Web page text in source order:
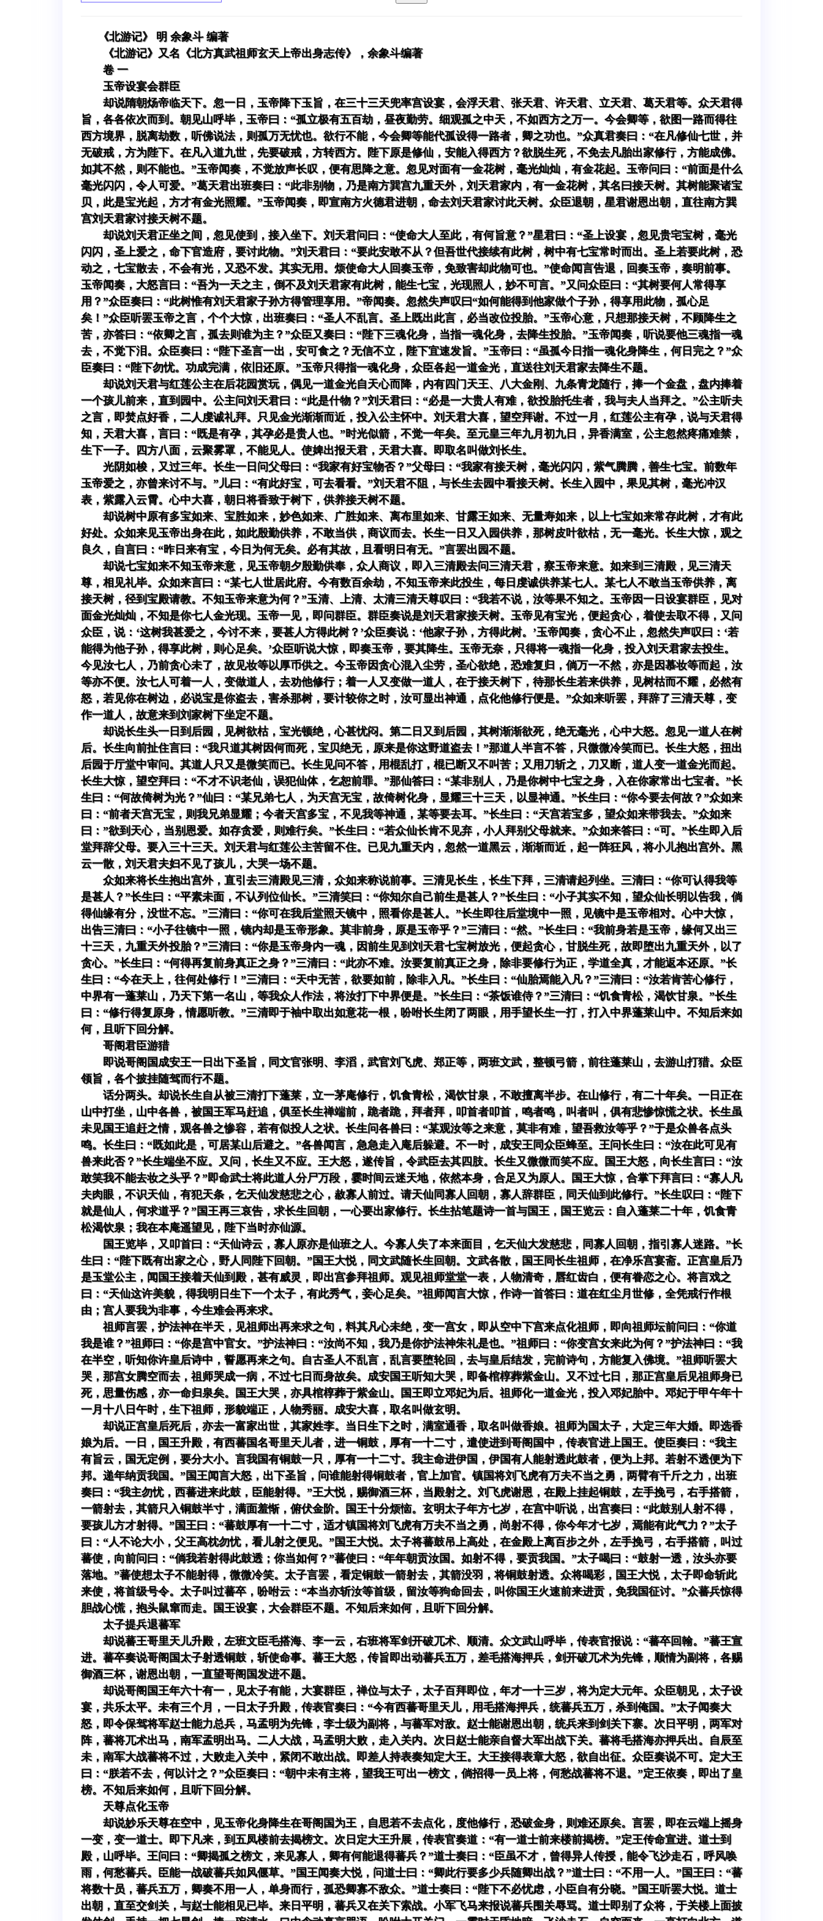
《北游记》 明 余象斗 编著
《北游记》又名《北方真武祖师玄天上帝出身志传》，余象斗编著
卷 一
玉帝设宴会群臣
却说隋朝炀帝临天下。忽一日，玉帝降下玉旨，在三十三天兜率宫设宴，会浮天君、张天君、许天君、立天君、葛天君等。众天君得
旨，各各依次而到。朝见山呼毕，玉帝曰：“孤立极有五百劫，昼夜勤劳。细观孤之中天，不如西方之万一。今会卿等，欲图一路而得往
西方境界，脱离劫数，听佛说法，则孤万无忧也。欲行不能，今会卿等能代孤设得一路者，卿之功也。”众真君奏曰：“在凡修仙七世，并
无破戒，方为陛下。在凡入道九世，先要破戒，方转西方。陛下原是修仙，安能入得西方？欲脱生死，不免去凡胎出家修行，方能成佛。
如其不然，则不能也。”玉帝闻奏，不觉放声长叹，便有思降之意。忽见对面有一金花树，毫光灿灿，有金花起。玉帝问曰：“前面是什么
毫光闪闪，令人可爱。”葛天君出班奏曰：“此非别物，乃是南方巽宫九重天外，刘天君家内，有一金花树，其名曰接天树。其树能聚诸宝
贝，此是宝光起，方才有金光照耀。”玉帝闻奏，即宣南方火德君进朝，命去刘天君家讨此天树。众臣退朝，星君谢恩出朝，直往南方巽
宫刘天君家讨接天树不题。
却说刘天君正坐之间，忽见使到，接入坐下。刘天君问曰：“使命大人至此，有何旨意？”星君曰：“圣上设宴，忽见贵宅宝树，毫光
闪闪，圣上爱之，命下官造府，要讨此物。”刘天君曰：“要此安敢不从？但吾世代接续有此树，树中有七宝常时而出。圣上若要此树，恐
动之，七宝散去，不会有光，又恐不发。其实无用。烦使命大人回奏玉帝，免致害却此物可也。”使命闻言告退，回奏玉帝，奏明前事。
玉帝闻奏，大怒言曰：“吾为一天之主，倒不及刘天君家有此树，能生七宝，光现照人，妙不可言。”又问众臣曰：“其树要何人常得享
用？”众臣奏曰：“此树惟有刘天君家子孙方得管理享用。”帝闻奏。忽然失声叹曰“如何能得到他家做个子孙，得享用此物，孤心足
矣！”众臣听罢玉帝之言，个个大惊，出班奏曰：“圣人不乱言。圣上既出此言，必当改位投胎。”玉帝心意，只想那接天树，不顾降生之
苦，亦答曰：“依卿之言，孤去则谁为主？”众臣又奏曰：“陛下三魂化身，当指一魂化身，去降生投胎。”玉帝闻奏，听说要他三魂指一魂
去，不觉下泪。众臣奏曰：“陛下圣言一出，安可食之？无信不立，陛下宜速发旨。”玉帝曰：“虽孤今日指一魂化身降生，何日完之？”众
臣奏曰：“陛下勿忧。功成完满，依旧还原。”玉帝只得指一魂化身，众臣各起一道金光，直送往刘天君家去降生不题。
却说刘天君与红莲公主在后花园赏玩，偶见一道金光自天心而降，内有四门天王、八大金刚、九条青龙随行，捧一个金盘，盘内捧着
一个孩儿前来，直到园中。公主问刘天君曰：“此是什物？”刘天君曰：“必是一大贵人有难，欲投胎托生者，我与夫人当拜之。”公主听夫
之言，即焚点好香，二人虔诚礼拜。只见金光渐渐而近，投入公主怀中。刘天君大喜，望空拜谢。不过一月，红莲公主有孕，说与天君得
知，天君大喜，言曰：“既是有孕，其孕必是贵人也。”时光似箭，不觉一年矣。至元皇三年九月初九日，异香满室，公主忽然疼痛难禁，
生下一子。四方八面，云聚雾罩，不能见人。使婢出报天君，天君大喜。即取名叫做刘长生。
光阴如梭，又过三年。长生一日问父母曰：“我家有好宝物否？”父母曰：“我家有接天树，毫光闪闪，紫气腾腾，善生七宝。前数年
玉帝爱之，亦曾来讨不与。”儿曰：“有此好宝，可去看看。”刘天君不阻，与长生去园中看接天树。长生入园中，果见其树，毫光冲汉
表，紫露入云霄。心中大喜，朝日将香致于树下，供养接天树不题。
却说树中原有多宝如来、宝胜如来，妙色如来、广胜如来、离布里如来、甘露王如来、无量寿如来，以上七宝如来常存此树，才有此
好处。众如来见玉帝出身在此，如此殷勤供养，不敢当供，商议而去。长生一日又入园供养，那树皮叶欲枯，无一毫光。长生大惊，观之
良久，自言曰：“昨日来有宝，今日为何无矣。必有其故，且看明日有无。”言罢出园不题。
却说七宝如来不知玉帝来意，见玉帝朝夕殷勤供奉，众人商议，即入三清殿去问三清天君，察玉帝来意。如来到三清殿，见三清天
尊，相见礼毕。众如来言曰：“某七人世居此府。今有数百余劫，不知玉帝来此投生，每日虔诚供养某七人。某七人不敢当玉帝供养，离
接天树，径到宝殿请教。不知玉帝来意为何？”玉清、上清、太清三清天尊叹曰：“我若不说，汝等果不知之。玉帝因一日设宴群臣，见对
面金光灿灿，不知是你七人金光现。玉帝一见，即问群臣。群臣奏说是刘天君家接天树。玉帝见有宝光，便起贪心，着使去取不得，又问
众臣，说：‘这树我甚爱之，今讨不来，要甚人方得此树？’众臣奏说：‘他家子孙，方得此树。’玉帝闻奏，贪心不止，忽然失声叹曰：‘若
能得为他子孙，得享此树，则心足矣。’众臣听说大惊，即奏玉帝，要其降生。玉帝无奈，只得将一魂指一化身，投入刘天君家去投生。
今见汝七人，乃前贪心未了，故见妆等以厚币供之。今玉帝因贪心混入尘劳，圣心欲绝，恐难复归，倘万一不然，亦是因慕妆等而起，汝
等亦不便。汝七人可着一人，变做道人，去劝他修行；着一人又变做一道人，在于接天树下，待那长生若来供养，见树枯而不耀，必然有
怒，若见你在树边，必说宝是你盗去，害杀那树，要计较你之时，汝可显出神通，点化他修行便是。”众如来听罢，拜辞了三清天尊，变
作一道人，故意来到刘家树下坐定不题。
却说长生头一日到后园，见树欲枯，宝光顿绝，心甚忧闷。第二日又到后园，其树渐渐欲死，绝无毫光，心中大怒。忽见一道人在树
后。长生向前扯住言曰：“我只道其树因何而死，宝贝绝无，原来是你这野道盗去！”那道人半言不答，只微微冷笑而已。长生大怒，扭出
后园于厅堂中审问。其道人只又是微笑而已。长生见问不答，用棍乱打，棍已断又不叫苦；又用刀斩之，刀又断，道人变一道金光而起。
长生大惊，望空拜曰：“不才不识老仙，误犯仙体，乞恕前罪。”那仙答曰：“某非别人，乃是你树中七宝之身，入在你家常出七宝者。”长
生曰：“何故倚树为光？”仙曰：“某兄弟七人，为天宫无宝，故倚树化身，显耀三十三天，以显神通。”长生曰：“你今要去何故？”众如来
曰：“前者天宫无宝，则我兄弟显耀；今者天宫多宝，不见我等神通，某等要去耳。”长生曰：“天宫若宝多，望众如来带我去。”众如来
曰：”欲到天心，当别恩爱。如存贪爱，则难行矣。”长生曰：“若众仙长肯不见弃，小人拜别父母就来。”众如来答曰：“可。”长生即入后
堂拜辞父母。要入三十三天。刘天君与红莲公主苦留不住。已见九重天内，忽然一道黑云，渐渐而近，起一阵狂风，将小儿抱出宫外。黑
云一散，刘天君夫妇不见了孩儿，大哭一场不题。
众如来将长生抱出宫外，直引去三清殿见三清，众如来称说前事。三清见长生，长生下拜，三清请起列坐。三清曰：“你可认得我等
是甚人？”长生曰：“平素未面，不认列位仙长。”三清笑曰：“你知尔自己前生是甚人？”长生曰：“小子其实不知，望众仙长明以告我，倘
得仙缘有分，没世不忘。”三清曰：“你可在我后堂照天镜中，照看你是甚人。”长生即往后堂境中一照，见镜中是玉帝相对。心中大惊，
出告三清曰：“小子往镜中一照，镜内却是玉帝形象。莫非前身，原是玉帝乎？”三清曰：“然。”长生曰：“我前身若是玉帝，缘何又出三
十三天，九重天外投胎？”三清曰：“你是玉帝身内一魂，因前生见到刘天君七宝树放光，便起贪心，甘脱生死，故即堕出九重天外，以了
贪心。”长生曰：“何得再复前身真正之身？”三清曰：“此亦不难。汝要复前真正之身，除非要修行为正，学道全真，才能返本还原。”长
生曰：“今在天上，往何处修行！”三清曰：“天中无苦，欲要如前，除非入凡。”长生曰：“仙胎焉能入凡？”三清曰：“汝若肯苦心修行，
中界有一蓬莱山，乃天下第一名山，等我众人作法，将汝打下中界便是。”长生曰：“茶饭谁侍？”三清曰：“饥食青松，渴饮甘泉。”长生
曰：“修行得复原身，情愿听教。”三清即于袖中取出如意花一根，吩咐长生闭了两眼，用手望长生一打，打入中界蓬莱山中。不知后来如
何，且听下回分解。
哥阁君臣游猎
即说哥阁国成安王一日出下圣旨，同文官张明、李滔，武官刘飞虎、郑正等，两班文武，整顿弓箭，前往蓬莱山，去游山打猎。众臣
领旨，各个披挂随驾而行不题。
话分两头。却说长生自从被三清打下蓬莱，立一茅庵修行，饥食青松，渴饮甘泉，不敢擅离半步。在山修行，有二十年矣。一日正在
山中打坐，山中各兽，被国王军马赶追，俱至长生禅端前，跪者跪，拜者拜，叩首者叩首，鸣者鸣，叫者叫，俱有悲惨惊慌之状。长生虽
未见国王追赶之情，观各兽之惨容，若有似投人之状。长生问各兽曰：“某观汝等之来意，莫非有难，望吾救汝等乎？”于是众兽各点头
鸣。长生曰：“既如此是，可居某山后避之。”各兽闻言，急急走入庵后躲避。不一时，成安王同众臣蜂至。王问长生曰：“汝在此可见有
兽来此否？”长生端坐不应。又问，长生又不应。王大怒，遂传旨，令武臣去其四肢。长生又微微而笑不应。国王大怒，向长生言曰：“汝
敢笑我不能去妆之头乎？”即命武士将此道人分尸万段，霎时间云迷天地，依然本身，合足又为原人。国王大惊，合掌下拜言曰：“寡人凡
夫肉眼，不识天仙，有犯天条，乞天仙发慈悲之心，赦寡人前过。请天仙同寡人回朝，寡人辞群臣，同天仙到此修行。”长生叹曰：“陛下
就是仙人，何求道乎？”国王再三哀告，求长生回朝，一心要出家修行。长生拈笔题诗一首与国王，国王览云：自入蓬莱二十年，饥食青
松渴饮泉；我在本庵遥望见，陛下当时亦仙源。
国王览毕，又叩首曰：“天仙诗云，寡人原亦是仙班之人。今寡人失了本来面目，乞天仙大发慈悲，同寡人回朝，指引寡人迷路。”长
生曰：“陛下既有出家之心，野人同陛下回朝。”国王大悦，同文武随长生回朝。文武各散，国王同长生祖师，在净乐宫宴斋。正宫皇后乃
是玉堂公主，闻国王接着天仙到殿，甚有威灵，即出宫参拜祖师。观见祖师堂堂一表，人物清奇，唇红齿白，便有眷恋之心。将言戏之
曰：“天仙这许美貌，得我明日生下一个太子，有此秀气，妾心足矣。”祖师闻言大惊，作诗一首答曰：道在红尘月世修，全凭戒行作根
由；宫人要我为非事，今生难会再来求。
祖师言罢，护法神在半天，见祖师出再来求之句，料其凡心未绝，变一宫女，即从空中下宫来点化祖师，即向祖师坛前问曰：“你道
我是谁？”祖师曰：“你是宫中官女。”护法神曰：“汝尚不知，我乃是你护法神朱礼是也。”祖师曰：“你变宫女来此为何？”护法神曰：“我
在半空，听知你许皇后诗中，誓愿再来之句。自古圣人不乱言，乱言要堕轮回，去与皇后结发，完前诗句，方能复入佛境。”祖师听罢大
哭，那宫女腾空而去，祖师哭成一病，不过七日而身故矣。成安国王听知大哭，即备棺椁葬紫金山。又不过七日，那正宫皇后见祖师身已
死，思量伤感，亦一命归泉矣。国王大哭，亦具棺椁葬于紫金山。国王即立邓妃为后。祖师化一道金光，投入邓妃胎中。邓妃于甲午年十
一月十八日午时，生下祖师，形貌端正，人物秀丽。成安大喜，取名叫做玄明。
却说正宫皇后死后，亦去一富家出世，其家姓李。当日生下之时，满室通香，取名叫做香娘。祖师为国太子，大定三年大婚。即选香
娘为后。一日，国王升殿，有西蕃国名哥里天儿者，进一铜鼓，厚有一十二寸，遣使进到哥阁国中，传表官进上国王。使臣奏曰：“我主
有旨云，国无定例，要分大小。言我国有铜鼓一只，厚有一十二寸。我主命进伊国，伊国有人能射透此鼓者，便为上邦。若射不透便为下
邦。递年纳贡我国。”国王闻言大怒，出下圣旨，问谁能射得铜鼓者，官上加官。镇国将刘飞虎有万夫不当之勇，两臂有千斤之力，出班
奏曰：“我主勿忧，西蕃进来此鼓，臣能射得。”王大悦，赐御酒三杯，当殿射之。刘飞虎谢恩，在殿上挂起铜鼓，左手挽弓，右手搭箭，
一箭射去，其箭只入铜鼓半寸，满面羞惭，俯伏金阶。国王十分烦恼。玄明太子年方七岁，在宫中听说，出宫奏曰：“此鼓别人射不得，
要孩儿方才射得。”国王曰：“蕃鼓厚有一十二寸，适才镇国将刘飞虎有万夫不当之勇，尚射不得，你今年才七岁，焉能有此气力？”太子
曰：“人不论大小，父王高枕勿忧，看儿射之便见。”国王大悦。太子将蕃鼓吊上高处，在金殿上离百步之外，左手挽弓，右手搭箭，叫过
蕃使，向前问曰：“倘我若射得此鼓透；你当如何？”蕃使曰：“年年朝贡汝国。如射不得，要贡我国。”太子喝曰：“鼓射一透，汝头亦要
落地。”蕃使想太子不能射得，微微冷笑。太子言罢，看定铜鼓一箭射去，其箭没羽，将铜鼓射透。众将喝彩，国王大悦，太子即命斩此
来使，将首级号令。太子叫过蕃卒，吩咐云：“本当亦斩汝等首级，留汝等狗命回去，叫你国王火速前来进贡，免我国征讨。”众蕃兵惊得
胆战心慌，抱头鼠窜而走。国王设宴，大会群臣不题。不知后来如何，且听下回分解。
太子提兵退蕃军
却说蕃王哥里天儿升殿，左班文臣毛搭海、李一云，右班将军剑开破兀术、顺清。众文武山呼毕，传表官报说：“蕃卒回翰。”蕃王宣
进。蕃卒奏说哥阁国太子射透铜鼓，斩使命事。蕃王大怒，传旨即出动蕃兵五万，差毛搭海押兵，剑开破兀术为先锋，顺情为副将，各赐
御酒三杯，谢恩出朝，一直望哥阁国发进不题。
却说哥阁国王年六十有一，见太子有能，大宴群臣，禅位与太子，太子百拜即位，年才一十三岁，将为定大元年。众臣朝见，太子设
宴，共乐太平。未有三个月，一日太子升殿，传表官奏曰：“今有西蕃哥里天儿，用毛搭海押兵，统蕃兵五万，杀到俺国。”太子闻奏大
怒，即令保驾将军赵士能力总兵，马孟明为先锋，李士级为副将，与蕃军对敌。赵士能谢恩出朝，统兵来到剑关下寨。次日平明，两军对
阵，蕃将兀术出马，南军孟明出马。二人大战，马孟明大败，走入关内。次日赵士能亲自督大军出战下关。蕃将毛搭海亦押兵出。自辰至
未，南军大战蕃将不过，大败走入关中，紧闭不敢出战。即差人持表奏知定大王。大王接得表章大怒，欲自出征。众臣奏说不可。定大王
曰：“朕若不去，何以计之？”众臣奏曰：“朝中未有主将，望我王可出一榜文，倘招得一员上将，何愁战蕃将不退。”定王依奏，即出了皇
榜。不知后来如何，且听下回分解。
天尊点化玉帝
却说妙乐天尊在空中，见玉帝化身降生在哥阁国为王，自思若不去点化，度他修行，恐破金身，则难还原矣。言罢，即在云端上摇身
一变，变一道士。即下凡来，到五凤楼前去揭榜文。次日定大王升展，传表官奏道：“有一道士前来楼前揭榜。”定王传命宣进。道士到
殿，山呼毕。王问曰：“卿揭孤之榜文，来见寡人，卿有何能退得蕃兵？”道士奏曰：“臣虽不才，曾得异人传授，能令飞沙走石，呼风唤
雨，何愁蕃兵。臣能一战破蕃兵如风偃草。”国王闻奏大悦，问道士曰：“卿此行要多少兵随卿出战？”道士曰：“不用一人。”国王曰：“蕃
将数十员，蕃兵五万，卿奏不用一人，单身而行，孤恐卿寡不敌众。”道士奏曰：“陛下不必忧虑，小臣自有分晓。”国王听罢大悦。道士
出朝，直至交剑关，与赵士能相见已毕。来日平明，蕃兵又在关下索战。小军飞马来报说蕃兵围关辱骂。道士即别了众将，于关楼上面披